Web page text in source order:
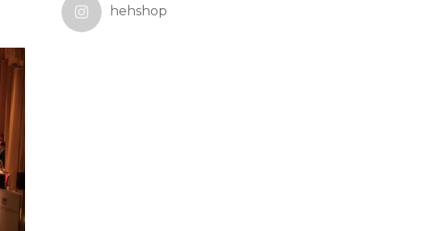
hehshop